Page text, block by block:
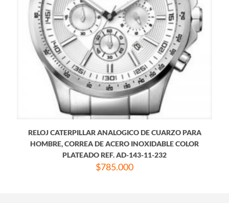
RELOJ CATERPILLAR ANALOGICO DE CUARZO PARA
HOMBRE, CORREA DE ACERO INOXIDABLE COLOR
PLATEADO REF. AD-143-11-232
$785.000